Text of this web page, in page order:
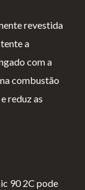
revestida
a
com a
combustão
reduz as
90 2C pode